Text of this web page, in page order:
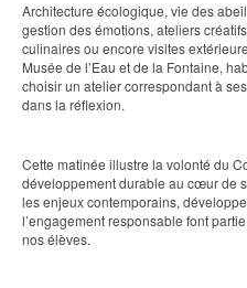
Architecture écologique, vie des
gestion des émotions, ateliers
culinaires ou encore visites
Musée de l’Eau et de la Fontaine,
choisir un atelier correspondant à
dans la réflexion.
Cette matinée illustre la volonté du
développement durable au cœur de
les enjeux contemporains,
l’engagement responsable font
nos élèves.